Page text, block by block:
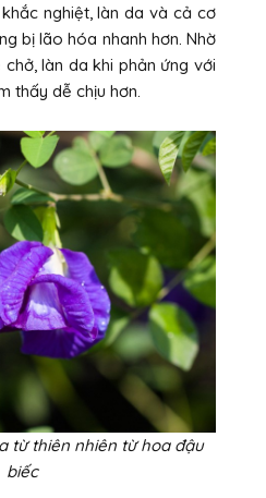
nghiệt, làn da và cả cơ
bị lão hóa nhanh hơn. Nhờ
làn da khi phản ứng với
thấy dễ chịu hơn.
từ thiên nhiên từ hoa đậu
biếc